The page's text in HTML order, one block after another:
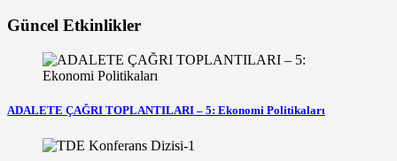
Güncel Etkinlikler
ADALETE ÇAĞRI TOPLANTILARI – 5: Ekonomi Politikaları